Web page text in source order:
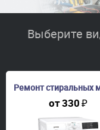
Выберите
Ремонт стиральных
от330₽